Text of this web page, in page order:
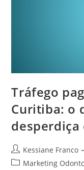
Tráfego
Curitiba: o
Kessiane Franco
Marketing